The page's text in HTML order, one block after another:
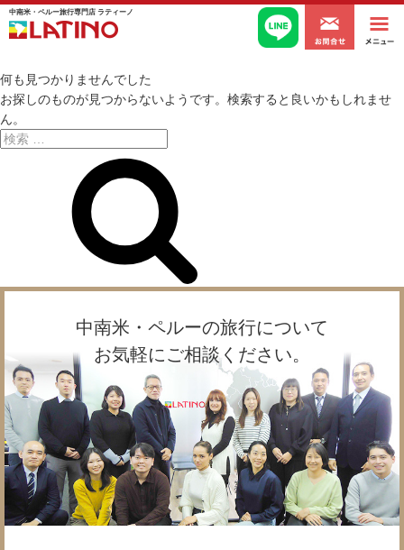
中南米・ペルー旅行専門店 ラティーノ
acv
何も見つかりませんでした
お探しのものが見つからないようです。検索すると良いかもしれませ
ん。
検
中南米・ペルーの旅行について
お気軽にご相談ください。